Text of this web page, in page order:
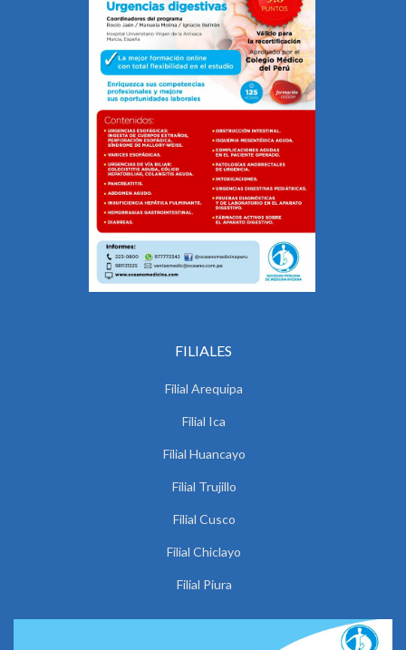
FILIALES
Filial Arequipa
Filial Ica
Filial Huancayo
Filial Trujillo
Filial Cusco
Filial Chiclayo
Filial Piura